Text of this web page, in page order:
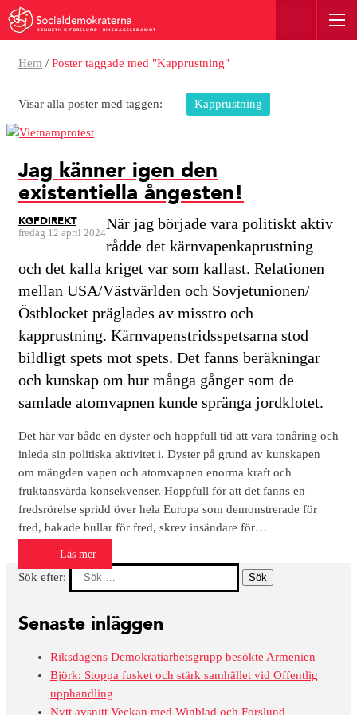
KENNETH G FORSLUND - RIKSDAGSLEDAMOT
Hem / Poster taggade med "Kapprustning"
Visar alla poster med taggen: Kapprustning
Jag känner igen den
existentiella ångesten!
KGFDIREKT
fredag 12 april 2024
När jag började vara politiskt aktiv
rådde det kärnvapenkaprustning
och det kalla kriget var som kallast. Relationen
mellan USA/Västvärlden och Sovjetunionen/
Östblocket präglades av misstro och
kapprustning. Kärnvapenstridsspetsarna stod
bildligt spets mot spets. Det fanns beräkningar
och kunskap om hur många gånger som de
samlade atomvapnen kunde spränga jordklotet.
Det här var både en dyster och hoppfull tid att vara tonåring och
inleda sin politiska aktivitet i. Dyster på grund av kunskapen
om mängden vapen och atomvapnen enorma kraft och
fruktansvärda konsekvenser. Hoppfull för att det fanns en
fredsrörelse spridd över hela Europa som demonstrerade för
fred, bakade bullar för fred, skrev insändare för…
Läs mer
Sök efter:
Senaste inläggen
Riksdagens Demokratiarbetsgrupp besökte Armenien
Björk: Stoppa fusket och stärk samhället vid Offentlig
upphandling
Nytt avsnitt Veckan med Winblad och Forslund